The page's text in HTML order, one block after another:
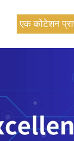
एक कोटेशन